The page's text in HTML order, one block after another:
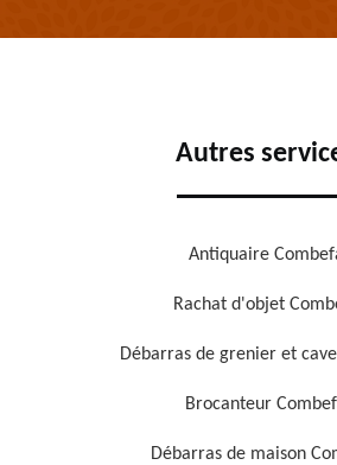
Autres
Antiquaire
Rachat d'objet
Débarras de grenier et
Brocanteur
Débarras de maison